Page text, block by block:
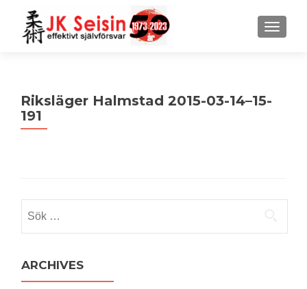
MENU
Riksläger Halmstad 2015-03-14–15-
191
efter:
ARCHIVES